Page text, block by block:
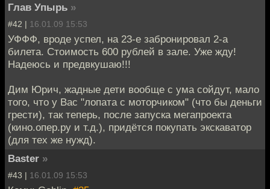
Глав Упырь »
#42 | 16.01.09 15:53
УФФФ, вроде успел, на 23-е забронировал 2-а
билета. Стоимость 600 рублей в зале. Уже жду!
Надеюсь и предвкушаю!!!
Дим Юрич, жадные дети вообще с ума сойдут, мало
того, что у Вас "лопата с моторчиком" (что бы деньги
грести), так теперь, после запуска мегапроекта
(кино.опер.ру и т.д.), придётся покупать экскаватор
(для тех же нужд).
Baster »
#43 | 16.01.09 15:53